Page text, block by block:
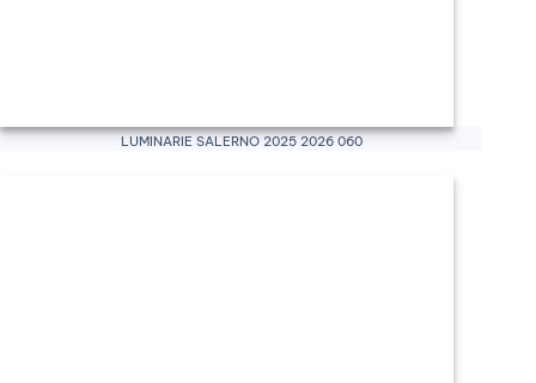
Luminarie Salerno 2025 2026 060